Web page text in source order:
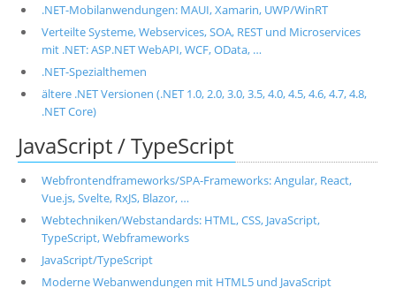
.NET-Mobilanwendungen: MAUI, Xamarin, UWP/WinRT
Verteilte Systeme, Webservices, SOA, REST und Microservices
mit .NET: ASP.NET WebAPI, WCF, OData, …
.NET-Spezialthemen
ältere .NET Versionen (.NET 1.0, 2.0, 3.0, 3.5, 4.0, 4.5, 4.6, 4.7, 4.8,
.NET Core)
JavaScript / TypeScript
Webfrontendframeworks/SPA-Frameworks: Angular, React,
Vue.js, Svelte, RxJS, Blazor, …
Webtechniken/Webstandards: HTML, CSS, JavaScript,
TypeScript, Webframeworks
JavaScript/TypeScript
Moderne Webanwendungen mit HTML5 und JavaScript